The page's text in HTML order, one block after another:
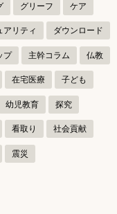
グリーフ ケア
アリティ ダウンロード
プ 主幹コラム 仏教
在宅医療 子ども
幼児教育 探究
看取り 社会貢献
震災